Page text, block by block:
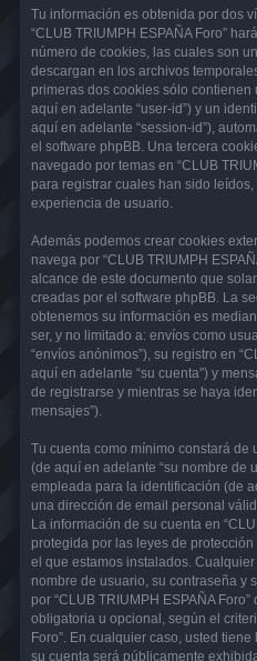
Tu información es obtenida por dos
“CLUB TRIUMPH ESPAÑA Foro”
número de cookies, las cuales son
descargan en los archivos
primeras dos cookies sólo
aquí en adelante “user-id”) y un
aquí en adelante “session-id”),
el software phpBB. Una tercera
navegado por temas en “CLUB
para registrar cuales han sido
experiencia de usuario.
Además podemos crear cookies
navega por “CLUB TRIUMPH
alcance de este documento que
creadas por el software phpBB. La
obtenemos su información es
ser, y no limitado a: envíos como
“envíos anónimos”), su registro en
aquí en adelante “su cuenta”) y
de registrarse y mientras se haya
mensajes”).
Tu cuenta como mínimo constará
(de aquí en adelante “su nombre de
empleada para la identificación (de
una dirección de email personal
La información de su cuenta en
protegida por las leyes de
el que estamos instalados.
nombre de usuario, su contraseña y
por “CLUB TRIUMPH ESPAÑA
obligatoria u opcional, según el
Foro”. En cualquier caso, usted
su cuenta será públicamente